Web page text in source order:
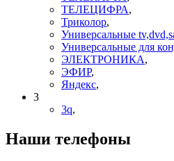
ТЕЛЕЦИФРА,
Триколор,
Универсальные
Универсальные для
ЭЛЕКТРОНИКА,
ЭФИР,
Яндекс,
3
3q,
Наши телефоны